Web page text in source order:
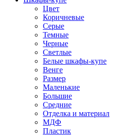
Цвет
Коричневые
Серые
Темные
Черные
Светлые
Белые шкафы-купе
Венге
Размер
Маленькие
Большие
Средние
Отделка и материал
МДФ
Пластик